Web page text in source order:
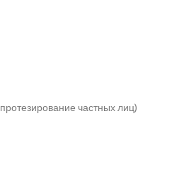
частных лиц)